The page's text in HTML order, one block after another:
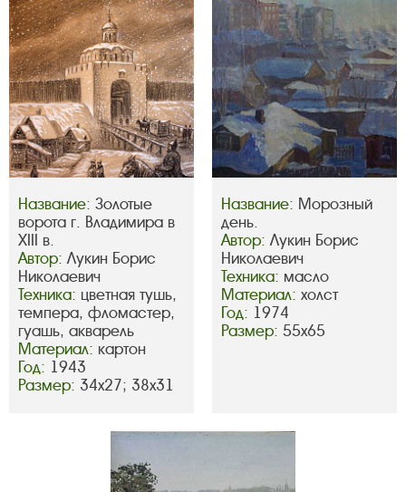
Название: Золотые
ворота г. Владимира в
XIII в.
Автор: Лукин Борис
Николаевич
Техника: цветная тушь,
темпера, фломастер,
гуашь, акварель
Материал: картон
Год: 1943
Размер: 34х27; 38х31
Название: Морозный
день.
Автор: Лукин Борис
Николаевич
Техника: масло
Материал: холст
Год: 1974
Размер: 55х65